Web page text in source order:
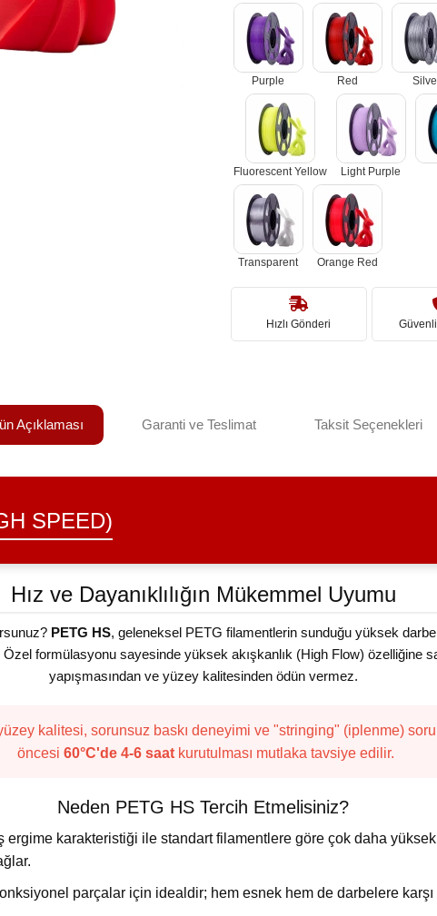
Purple Red
Fluorescent Yellow Light Purple
Transparent Orange Red
Hızlı Gönderi
Açıklaması Garanti ve Teslimat Taksit Seçenekleri
SPEED)
Hız ve Dayanıklılığın Mükemmel Uyumu
PETG HS, geleneksel PETG filamentlerin sunduğu yüksek
formülasyonu sayesinde yüksek akışkanlık (High Flow) özelliğine
yapışmasından ve yüzey kalitesinden ödün vermez.
kalitesi, sorunsuz baskı deneyimi ve "stringing" (iplenme)
öncesi 60°C'de 4-6 saatkurutulması mutlaka tavsiye edilir.
Neden PETG HS Tercih Etmelisiniz?
karakteristiği ile standart filamentlere göre çok daha
parçalar için idealdir; hem esnek hem de darbelere karşı